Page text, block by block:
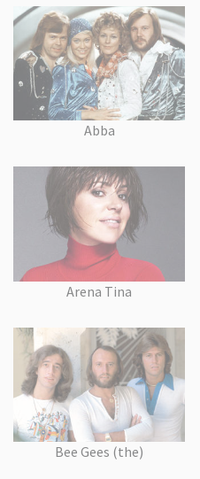
Abba
Arena Tina
Bee Gees (the)